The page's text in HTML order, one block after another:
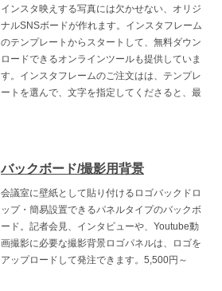
インスタ映えする写真には欠かせない、オリジ
ナルSNSボードが作れます。インスタフレーム
のテンプレートからスタートして、無料ダウン
ロードできるオンラインツールも提供していま
す。インスタフレームのご注文はは、テンプレ
ートを選んで、文字を指定してくださると、最
バックボード/撮影用背景
会議室に壁紙として貼り付けるロゴバックドロ
ップ・簡易設置できるパネルタイプのバックボ
ード。記者会見、インタビューや、Youtube動
画撮影に必要な撮影背景ロゴパネルは、ロゴを
アップロードして発注できます。5,500円～